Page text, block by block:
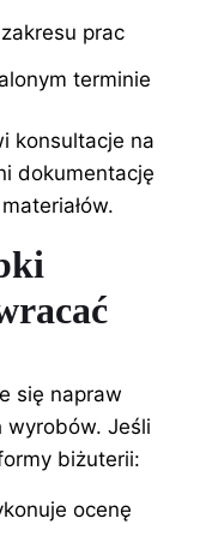
prac
terminie
konsultacje na
dokumentację
się napraw
wyrobów. Jeśli
biżuterii:
ocenę